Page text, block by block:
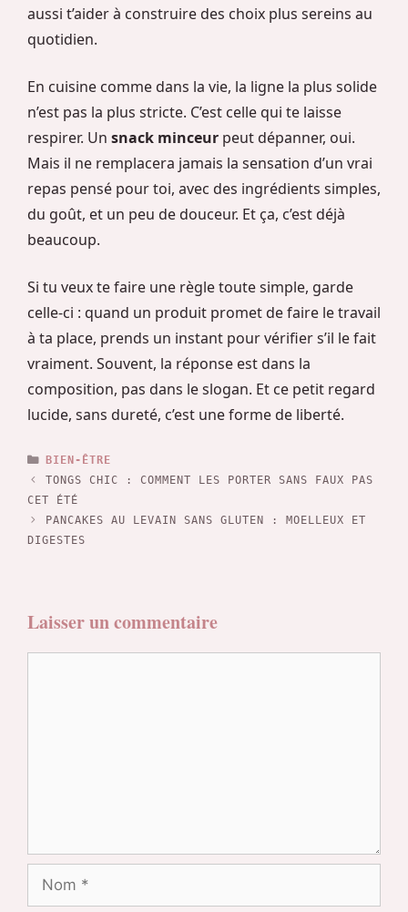
aussi t’aider à construire des choix plus sereins au
quotidien.
En cuisine comme dans la vie, la ligne la plus solide
n’est pas la plus stricte. C’est celle qui te laisse
respirer. Un snack minceur peut dépanner, oui.
Mais il ne remplacera jamais la sensation d’un vrai
repas pensé pour toi, avec des ingrédients simples,
du goût, et un peu de douceur. Et ça, c’est déjà
beaucoup.
Si tu veux te faire une règle toute simple, garde
celle-ci : quand un produit promet de faire le travail
à ta place, prends un instant pour vérifier s’il le fait
vraiment. Souvent, la réponse est dans la
composition, pas dans le slogan. Et ce petit regard
lucide, sans dureté, c’est une forme de liberté.
CATÉGORIES
BIEN-ÊTRE
TONGS CHIC : COMMENT LES PORTER SANS FAUX PAS
CET ÉTÉ
PANCAKES AU LEVAIN SANS GLUTEN : MOELLEUX ET
DIGESTES
Laisser un commentaire
Nom